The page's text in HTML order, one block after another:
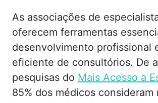
As associações de
oferecem ferramentas
desenvolvimento profissional
eficiente de consultórios. De
pesquisas do Mais Acesso a
85% dos médicos consideram